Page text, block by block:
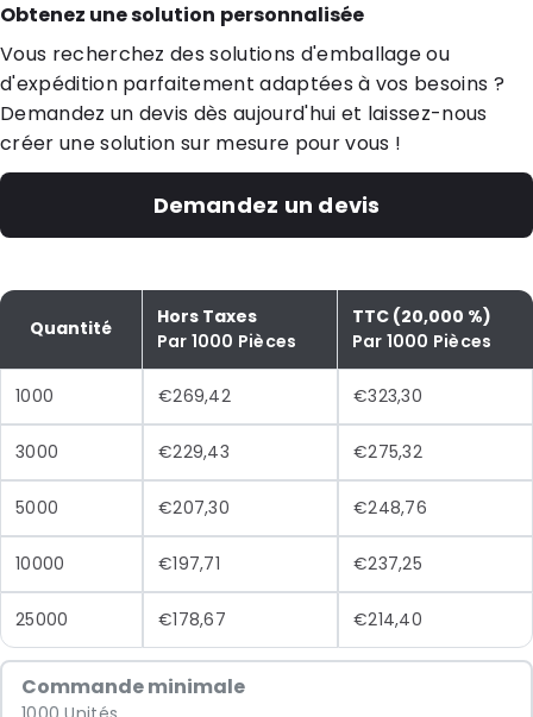
Obtenez une solution personnalisée
Vous recherchez des solutions d'emballage ou
d'expédition parfaitement adaptées à vos besoins ?
Demandez un devis dès aujourd'hui et laissez-nous
créer une solution sur mesure pour vous !
Demandez un devis
Quantité
Hors Taxes
Par 1000 Pièces
TTC (20,000 %)
Par 1000 Pièces
1000 €269,42 €323,30
3000 €229,43 €275,32
5000 €207,30 €248,76
10000 €197,71 €237,25
25000 €178,67 €214,40
Commande minimale